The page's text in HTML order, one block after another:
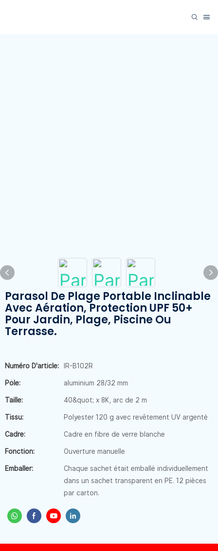
Parasol De Plage Portable Inclinable
Avec Aération, Protection UPF 50+
Pour Jardin, Plage, Piscine Ou
Terrasse.
Numéro D'article: IR-B102R
Pôle: aluminium 28/32 mm
Taille: 40&quot; x 8K, arc de 2 m
Tissu: Polyester 120 g avec revêtement UV argenté
Cadre: Cadre en fibre de verre blanche
Fonction: Ouverture manuelle
Emballer:
Chaque sachet était emballé individuellement
dans un sachet transparent en PE. 12 pièces
par carton.